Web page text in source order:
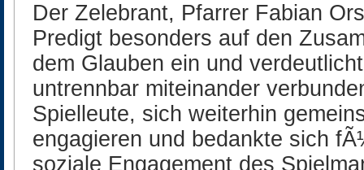
Der Zelebrant, Pfarrer Fabian
Predigt besonders auf den
dem Glauben ein und
untrennbar miteinander
Spielleute, sich weiterhin
engagieren und bedankte sich
soziale Engagement des